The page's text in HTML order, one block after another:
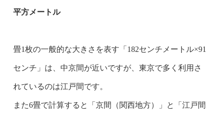
平方メートル
畳1枚の一般的な大きさを表す「182センチメートル×91
センチ」は、中京間が近いですが、東京で多く利用さ
れているのは江戸間です。
また6畳で計算すると「京間（関西地方）」と「江戸間